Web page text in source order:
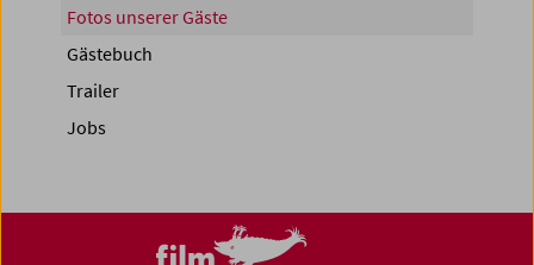
Fotos unserer Gäste
Gästebuch
Trailer
Jobs